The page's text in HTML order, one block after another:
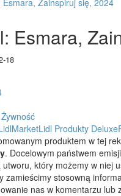
Esmara,
18
Żywność
MarketLidl Produkty Deluxe
produktem w tej
. Docelowym państwem
który możemy w niej
zamieścimy stosowną
nas w komentarzu lub